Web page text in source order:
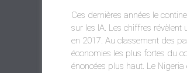
Ces dernières années le
sur les IA. Les chiffres révèlent
en 2017. Au classement des
économies les plus fortes du
énoncées plus haut. Le